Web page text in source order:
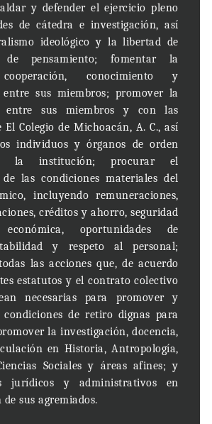
y defender el ejercicio pleno
de cátedra e investigación, así
ideológico y la libertad de
pensamiento; fomentar la
conocimiento y
sus miembros; promover la
entre sus miembros y con las
El Colegio de Michoacán, A. C.,así
individuos y órganos de orden
la institución; procurar el
las condiciones materiales del
incluyendo remuneraciones,
créditos y ahorro, seguridad
oportunidades de
y respeto al personal;
las acciones que, de acuerdo
estatutos y el contrato colectivo
necesarias para promover y
de retiro dignas para
la investigación, docencia,
en Historia, Antropología,
Sociales y áreas afines; y
jurídicos y administrativos en
sus agremiados.